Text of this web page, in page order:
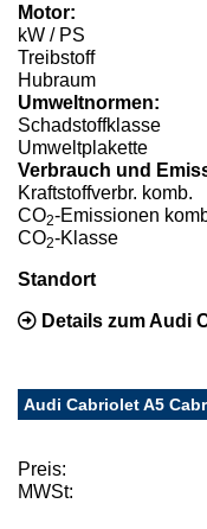
Motor:
kW / PS
Treibstoff
Hubraum
Umweltnormen:
Schadstoffklasse
Umweltplakette
Verbrauch und
Kraftstoffverbr. komb.
CO2-Emissionen
CO2-Klasse
Standort
Details zum Audi
Audi Cabriolet A5
Preis:
MWSt: